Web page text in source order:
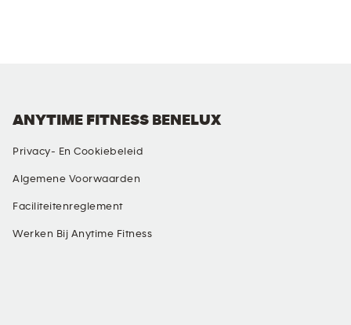
ANYTIME FITNESS BENELUX
Privacy- En Cookiebeleid
Algemene Voorwaarden
Faciliteitenreglement
Werken Bij Anytime Fitness